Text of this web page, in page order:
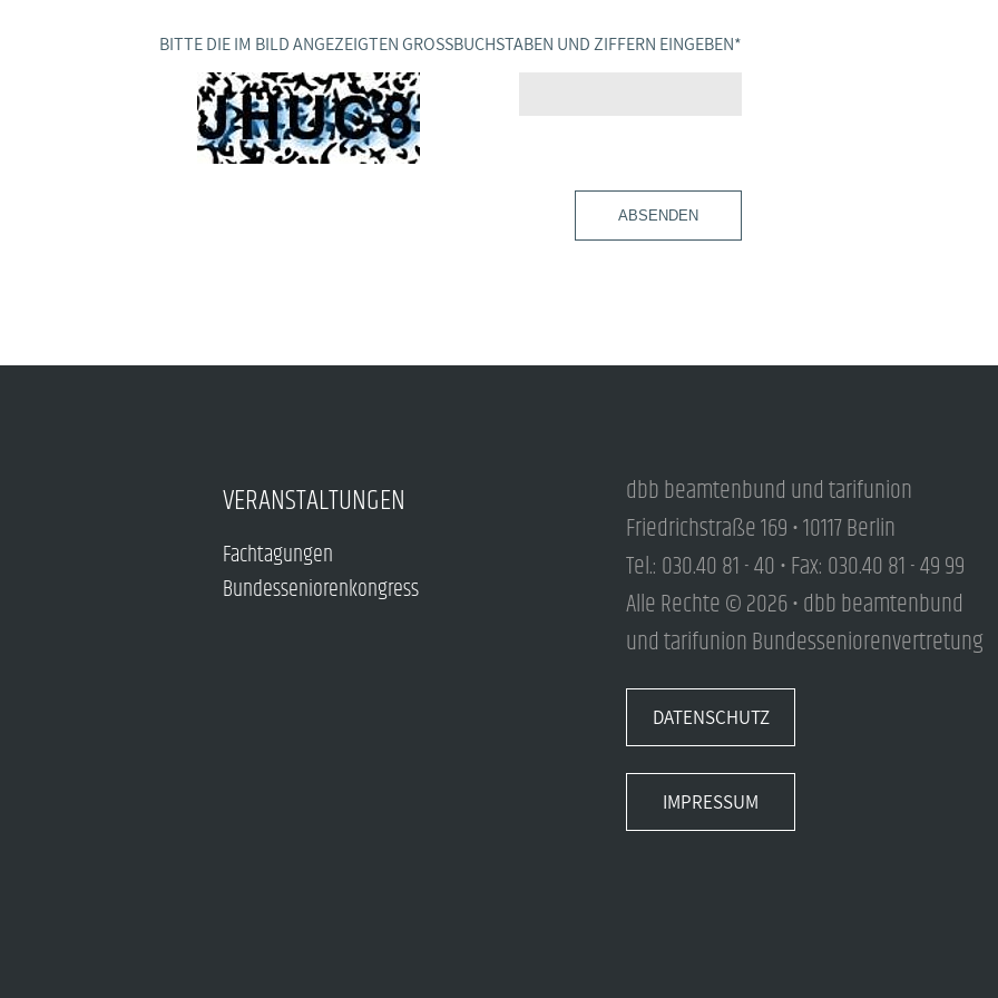
BITTE DIE IM BILD ANGEZEIGTEN GROSSBUCHSTABEN UND ZIFFERN EINGEBEN *
ABSENDEN
VERANSTALTUNGEN
Fachtagungen
Bundesseniorenkongress
dbb beamtenbund und tarifunion
Friedrichstraße 169 • 10117 Berlin
Tel.: 030.40 81 - 40 • Fax: 030.40 81 - 49 99
Alle Rechte © 2026 • dbb beamtenbund
und tarifunion Bundesseniorenvertretung
DATENSCHUTZ
IMPRESSUM